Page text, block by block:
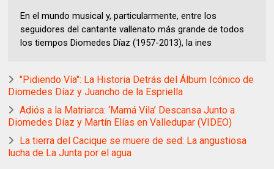
En el mundo musical y, particularmente, entre los
seguidores del cantante vallenato más grande de todos
los tiempos Diomedes Díaz (1957-2013), la ines
"Pidiendo Vía": La Historia Detrás del Álbum Icónico de
Diomedes Díaz y Juancho de la Espriella
Adiós a la Matriarca: ‘Mamá Vila’ Descansa Junto a
Diomedes Díaz y Martín Elías en Valledupar (VIDEO)
La tierra del Cacique se muere de sed: La angustiosa
lucha de La Junta por el agua